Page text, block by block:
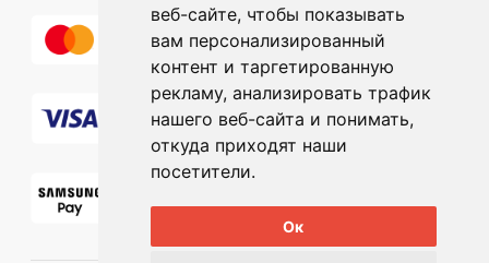
веб-сайте, чтобы показывать
вам персонализированный
контент и таргетированную
рекламу, анализировать трафик
нашего веб-сайта и понимать,
откуда приходят наши
посетители.
Ок